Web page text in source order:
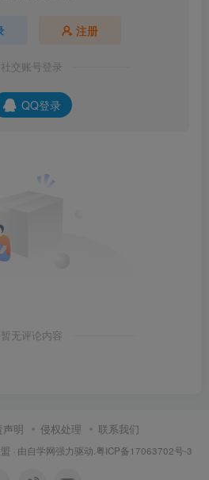
注册
社交账号登录
QQ登录
暂无评论内容
声明 侵权处理 联系我们
· 由自学网强力驱动. 粤ICP备17063702号-3